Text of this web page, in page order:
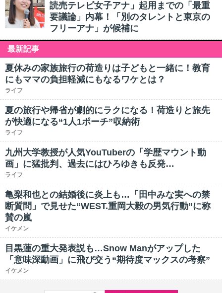
読売テレビ女子アナ」起用までの「最重
要議論」内幕！「別のタレントと東京の
フリーアナ」が候補に
最新記事
夏休みの家族旅行の荷造りは子どもと一緒に！教育
にもママの負担軽減にもなるワケとは？
ライフ
夏の旅行や帰省が劇的にラクになる！荷造りと旅先
が快適になる“1人1ポーチ”収納術
ライフ
九州大学教授が人気YouTuberの「学歴マウント動
画」に猛批判、過去にはひろゆきも反発…
ライフ
亀梨和也との結婚後に炎上も…「田中みな実への禁
断質問」で見せた“WEST.重岡大毅の男気行動”に称
賛の嵐
イケメン
目黒蓮の重大発表説も…Snow Manがアップした
「意味深動画」に飛び交う“期待度マックスの考察”
イケメン